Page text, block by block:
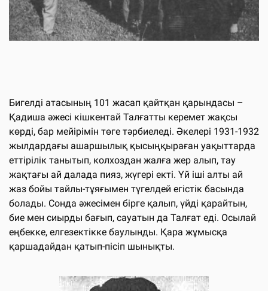
Бигелді атасының 101 жасап қайтқан қарындасы –
Қадиша әжесі кішкентай Талғатты керемет жақсы
көрді, бар мейірімін төге тәрбиеледі. Әкелері 1931-1932
жылдардағы ашаршылық қысыңқыраған уақыттарда
еттірілік танытып, колхоздан жалға жер алып, тау
жақтағы ай далада пияз, жүгері екті. Үй іші алты ай
жаз бойы тайлы-тұяғымен түгелдей егістік басында
болады. Сонда әжесімен бірге қалып, үйді қарайтын,
бие мен сиырды бағып, сауатын да Талғат еді. Осылай
еңбекке, елгезектікке баулынды. Қара жұмысқа
қаршадайдан қатып-пісіп шынықты.